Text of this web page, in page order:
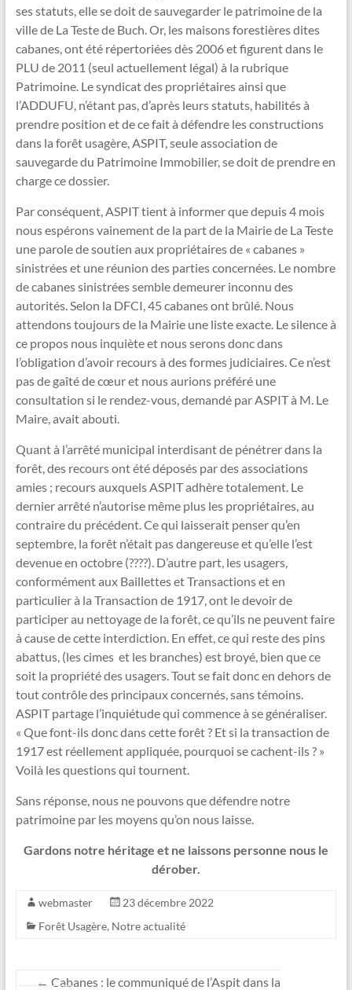
ses statuts, elle se doit de sauvegarder le patrimoine de la
ville de La Teste de Buch. Or, les maisons forestières dites
cabanes, ont été répertoriées dès 2006 et figurent dans le
PLU de 2011 (seul actuellement légal) à la rubrique
Patrimoine. Le syndicat des propriétaires ainsi que
l’ADDUFU, n’étant pas, d’après leurs statuts, habilités à
prendre position et de ce fait à défendre les constructions
dans la forêt usagère, ASPIT, seule association de
sauvegarde du Patrimoine Immobilier, se doit de prendre en
charge ce dossier.
Par conséquent, ASPIT tient à informer que depuis 4 mois
nous espérons vainement de la part de la Mairie de La Teste
une parole de soutien aux propriétaires de « cabanes »
sinistrées et une réunion des parties concernées. Le nombre
de cabanes sinistrées semble demeurer inconnu des
autorités. Selon la DFCI, 45 cabanes ont brûlé. Nous
attendons toujours de la Mairie une liste exacte. Le silence à
ce propos nous inquiète et nous serons donc dans
l’obligation d’avoir recours à des formes judiciaires. Ce n’est
pas de gaîté de cœur et nous aurions préféré une
consultation si le rendez-vous, demandé par ASPIT à M. Le
Maire, avait abouti.
Quant à l’arrêté municipal interdisant de pénétrer dans la
forêt, des recours ont été déposés par des associations
amies ; recours auxquels ASPIT adhère totalement. Le
dernier arrêté n’autorise même plus les propriétaires, au
contraire du précédent. Ce qui laisserait penser qu’en
septembre, la forêt n’était pas dangereuse et qu’elle l’est
devenue en octobre (????). D’autre part, les usagers,
conformément aux Baillettes et Transactions et en
particulier à la Transaction de 1917, ont le devoir de
participer au nettoyage de la forêt, ce qu’ils ne peuvent faire
à cause de cette interdiction. En effet, ce qui reste des pins
abattus, (les cimes et les branches) est broyé, bien que ce
soit la propriété des usagers. Tout se fait donc en dehors de
tout contrôle des principaux concernés, sans témoins.
ASPIT partage l’inquiétude qui commence à se généraliser.
« Que font-ils donc dans cette forêt ? Et si la transaction de
1917 est réellement appliquée, pourquoi se cachent-ils ? »
Voilà les questions qui tournent.
Sans réponse, nous ne pouvons que défendre notre
patrimoine par les moyens qu’on nous laisse.
Gardons notre héritage et ne laissons personne nous le
dérober.
webmaster
23 décembre 2022
Forêt Usagère, Notre actualité
← Cabanes : le communiqué de l’Aspit dans la